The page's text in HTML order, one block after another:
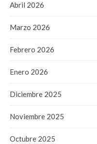
Abril 2026
Marzo 2026
Febrero 2026
Enero 2026
Diciembre 2025
Noviembre 2025
Octubre 2025